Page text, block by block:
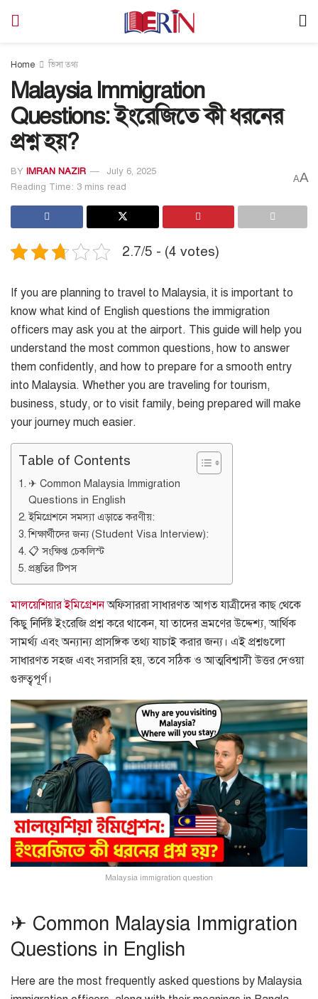
Home ভিসা তথ্য
Malaysia Immigration
Questions: ইংরেজিতে কী ধরনের
প্রশ্ন হয়?
BY IMRAN NAZIR
July 6, 2025
Reading Time: 3 mins read
AA
2.7/5 - (4 votes)
If you are planning to travel to Malaysia, it is important to
know what kind of English questions the immigration
officers may ask you at the airport. This guide will help you
understand the most common questions, how to answer
them confidently, and how to prepare for a smooth entry
into Malaysia. Whether you are traveling for tourism,
business, study, or to visit family, being prepared will make
your journey much easier.
Table of Contents
✈ Common Malaysia Immigration
Questions in English
ইমিগ্রেশনে সমস্যা এড়াতে করণীয়:
শিক্ষার্থীদের জন্য (Student Visa Interview):
📋 সংক্ষিপ্ত চেকলিস্ট
প্রস্তুতির টিপস
মালয়েশিয়ার ইমিগ্রেশনঅফিসাররা সাধারণত আগত যাত্রীদের কাছ থেকে
কিছু নির্দিষ্ট ইংরেজি প্রশ্ন করে থাকেন, যা তাদের ভ্রমণের উদ্দেশ্য, আর্থিক
সামর্থ্য এবং অন্যান্য প্রাসঙ্গিক তথ্য যাচাই করার জন্য। এই প্রশ্নগুলো
সাধারণত সহজ এবং সরাসরি হয়, তবে সঠিক ও আত্মবিশ্বাসী উত্তর দেওয়া
গুরুত্বপূর্ণ।
Malaysia immigration question
✈ Common Malaysia Immigration
Questions in English
Here are the most frequently asked questions by Malaysia